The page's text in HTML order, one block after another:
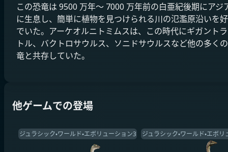
この恐竜は 9500 万年～ 7000 万年前の白亜紀後期にアジ
に生息し、簡単に植物を見つけられる川の氾濫原沿いを
でいた。アーケオルニトミムスは、この時代にギガント
トル、バクトロサウルス、ソニドサウルスなど他の多く
竜と共存していた。
他ゲームでの登場
ジュラシック・ワールド・エボリューション3 ジュラシック・ワールド・エボ